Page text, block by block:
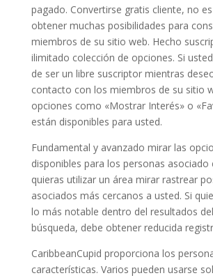
pagado. Convertirse gratis cliente, no
obtener muchas posibilidades para
miembros de su sitio web. Hecho
ilimitado colección de opciones. Si
de ser un libre suscriptor mientras
contacto con los miembros de su sitio
opciones como «Mostrar Interés» o
están disponibles para usted.
Fundamental y avanzado mirar las
disponibles para los personas asociado
quieras utilizar un área mirar rastrear
asociados más cercanos a usted. Si
lo más notable dentro del resultados
búsqueda, debe obtener reducida
CaribbeanCupid proporciona los
características. Varios pueden usarse